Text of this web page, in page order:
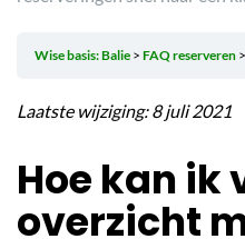
Wise basis: Balie FAQ reserveren
Laatste wijziging: 8 juli 2021
Hoe kan ik
overzicht